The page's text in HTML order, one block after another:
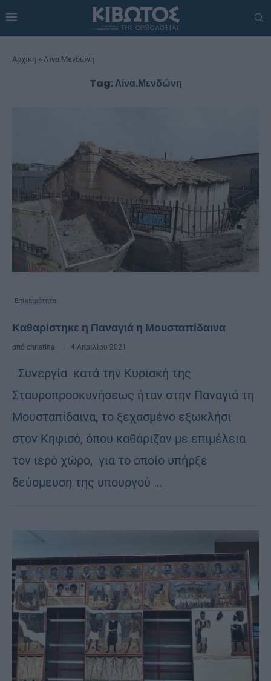
Αρχική » Λίνα.Μενδώνη
Tag:Λίνα.Μενδώνη
Επικαιρότητα
Καθαρίστηκε η Παναγιά η Μουσταπίδαινα
από christina 4 Απριλίου 2021
Συνεργία κατά την Κυριακή της
Σταυροπροσκυνήσεως ήταν στην Παναγιά τη
Μουσταπίδαινα, το ξεχασμένο εξωκλήσι
στον Κηφισό, όπου καθάριζαν με επιμέλεια
τον ιερό χώρο, για το οποίο υπήρξε
δεύσμευση της υπουργού …